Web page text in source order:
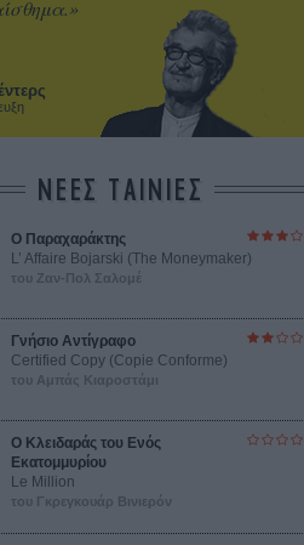
ΝΕΕΣ ΤΑΙΝΙΕΣ
Ο Παραχαράκτης
L’ Affaire Bojarski (The Moneymaker)
του Ζαν-Πολ Σαλομέ
Γνήσιο Αντίγραφο
Certified Copy (Copie Conforme)
του Αμπάς Κιαροστάμι
Ο Κλειδαράς του Ενός
Εκατομμυρίου
Le Million
του Γκρεγκουάρ Βινιερόν